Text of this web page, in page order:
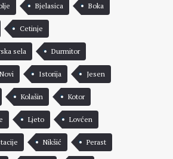
Bjelasica Boka
Cetinje
sela Durmitor
Istorija Jesen
Kolašin Kotor
Ljeto Lovćen
Nikšić Perast